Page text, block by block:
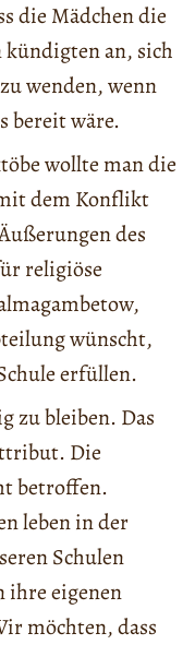
die Mädchen die
an, sich
wenden, wenn
bereit wäre.
wollte man die
dem Konflikt
des
religiöse
wünscht,
erfüllen.
zu bleiben. Das
Die
betroffen.
leben in der
Schulen
ihre eigenen
möchten, dass